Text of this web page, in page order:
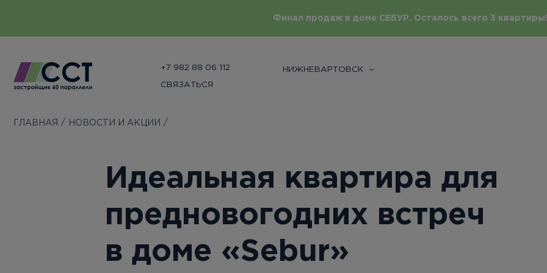
Финал продаж в доме СЕБУР. Осталось всего 3 квартиры!
+7 982 88 06 112
СВЯЗАТЬСЯ
НИЖНЕВАРТОВСК
ГЛАВНАЯ НОВОСТИ И АКЦИИ
Идеальная квартира для
предновогодних встреч
в доме «Sebur»